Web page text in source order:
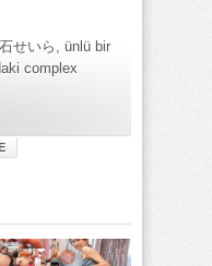
せいら, ünlü bir
complex
Kızın İlk Çekim
türkçe altyazılı